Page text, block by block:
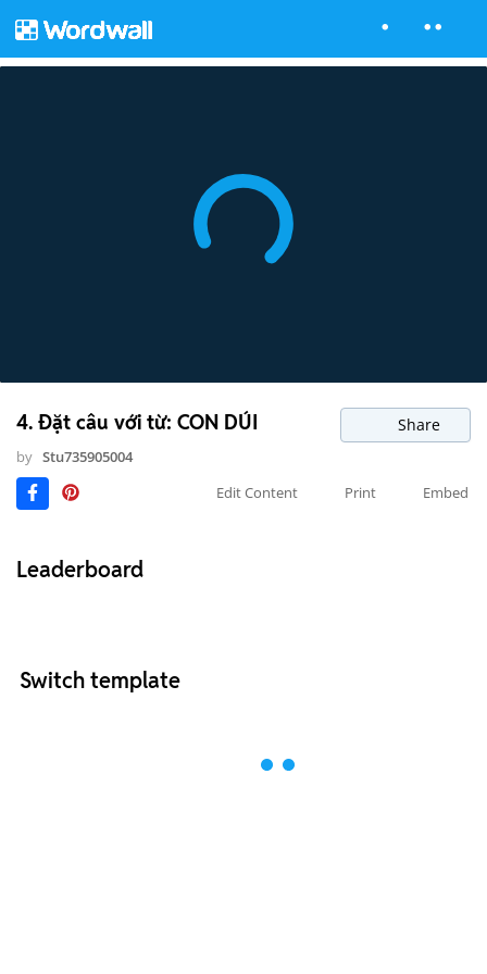
4. Đặt câu với từ: CON DÚI Share
by Stu735905004
Edit Content
Print Embed
Leaderboard
Switch template